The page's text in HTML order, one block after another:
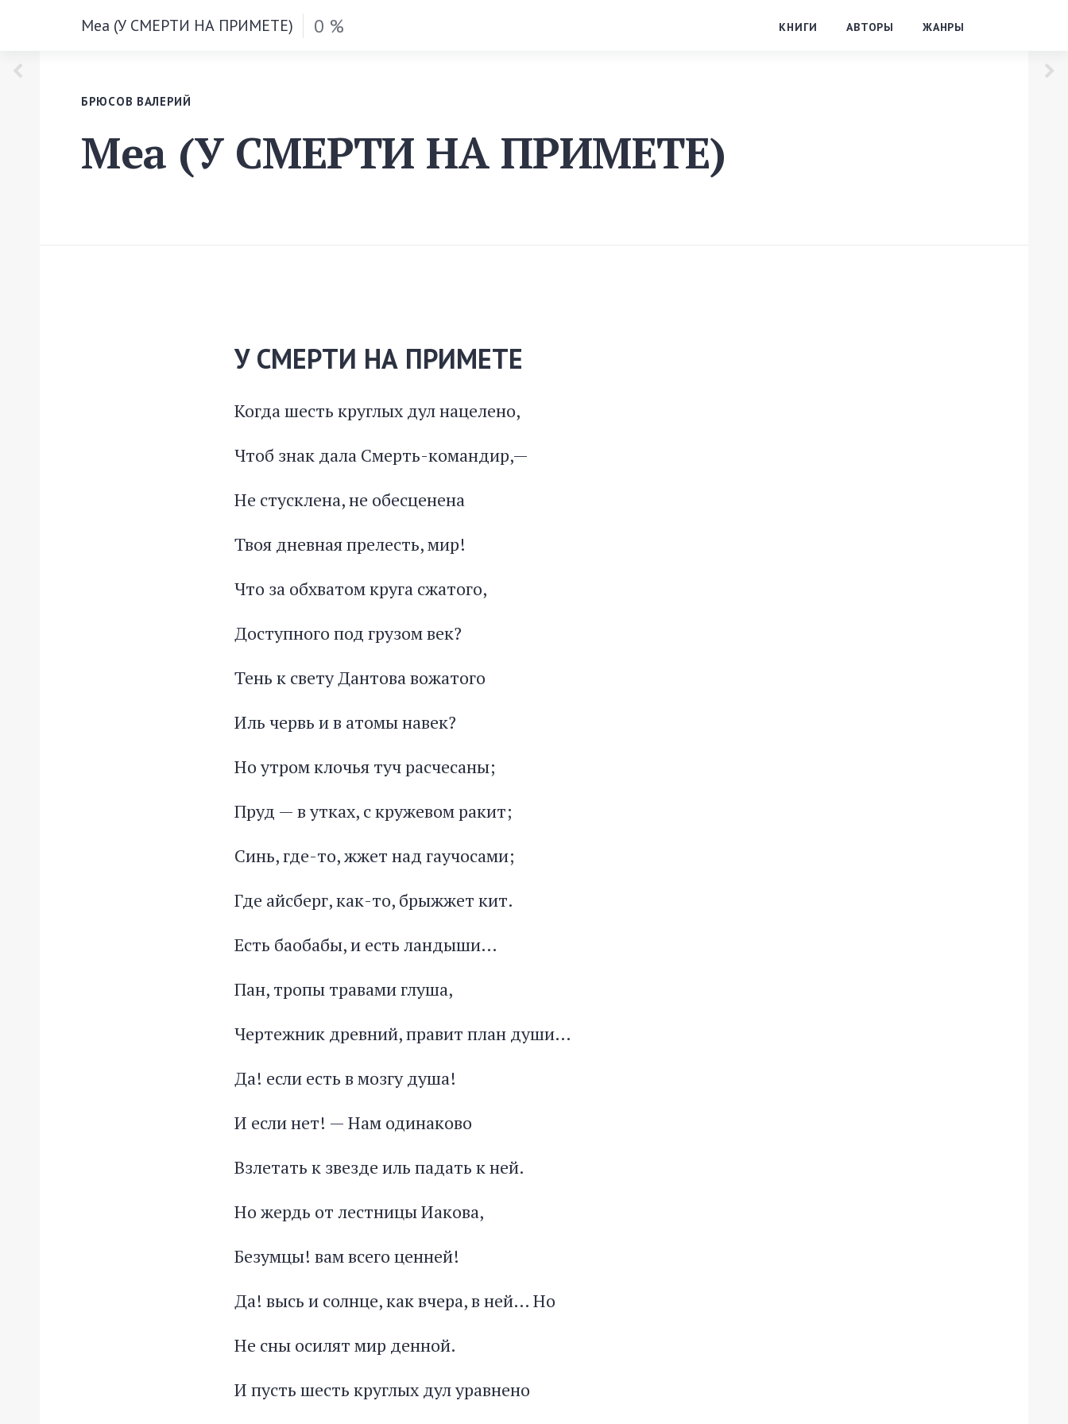
Меа (У СМЕРТИ НА ПРИМЕТЕ) 0 % КНИГИ АВТОРЫ ЖАНРЫ
БРЮСОВ ВАЛЕРИЙ
Меа (У СМЕРТИ НА ПРИМЕТЕ)
У СМЕРТИ НА ПРИМЕТЕ
Когда шесть круглых дул нацелено,
Чтоб знак дала Смерть-командир,—
Не стусклена, не обесценена
Твоя дневная прелесть, мир!
Что за обхватом круга сжатого,
Доступного под грузом век?
Тень к свету Дантова вожатого
Иль червь и в атомы навек?
Но утром клочья туч расчесаны;
Пруд — в утках, с кружевом ракит;
Синь, где-то, жжет над гаучосами;
Где айсберг, как-то, брыжжет кит.
Есть баобабы, и есть ландыши…
Пан, тропы травами глуша,
Чертежник древний, правит план души…
Да! если есть в мозгу душа!
И если нет! — Нам одинаково
Взлетать к звезде иль падать к ней.
Но жердь от лестницы Иакова,
Безумцы! вам всего ценней!
Да! высь и солнце, как вчера, в ней… Но
Не сны осилят мир денной.
И пусть шесть круглых дул уравнено